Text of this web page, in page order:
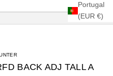
Portugal
(EUR €)
BACK ADJ TALL A